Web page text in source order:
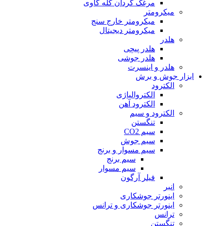
مرغک گردان کله گاوی
میکرومتر
میکرومتر خارج سنج
میکرومتر دیجیتال
هلدر
هلدر پیچی
هلدر جوشی
هلدر و اینسرت
ابزار جوش و برش
الکترود
الکتروالیاژی
الکترود آهن
الکترود و سیم
تنگستن
سیم CO2
سیم جوش
سیم مسوار و برنج
سیم برنج
سیم مسوار
فیلر آرگون
انبر
اینورتر جوشکاری
اینورتر جوشکاری و ترانس
ترانس
تنگستن